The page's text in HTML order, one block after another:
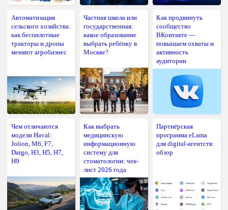
Автоматизация
сельского хозяйства:
как беспилотные
тракторы и дроны
меняют агробизнес
Частная школа или
государственная:
какое образование
выбрать ребёнку в
Москве?
Как продвинуть
сообщество
ВКонтакте —
повышаем охваты и
активность
аудитории
Чем отличаются
модели Haval:
Jolion, M6, F7,
Dargo, H3, H5, H7,
H9
Как выбрать
медицинскую
информационную
систему для
стоматологии: чек-
лист 2026 года
Партнёрская
программа eLama
для digital-агентств:
обзор